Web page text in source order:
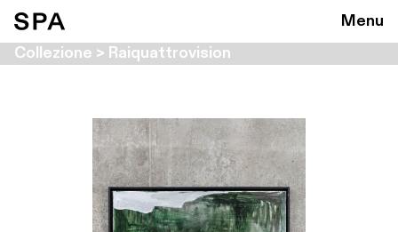
Menu
Collezione > Raiquattrovision